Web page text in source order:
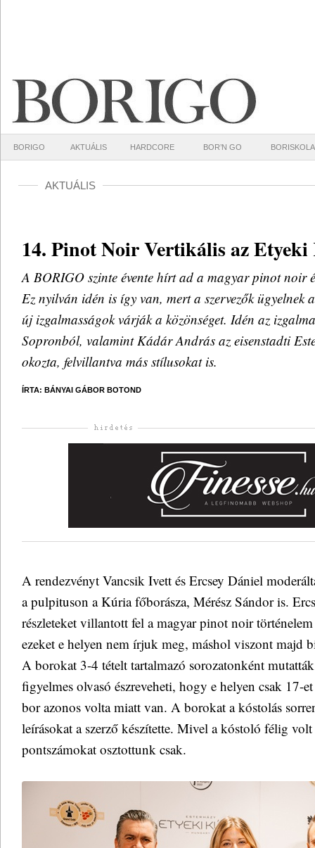
BORIGO AKTUÁLIS HARDCORE BOR’N GO BORISKOLA
AKTUÁLIS
14. Pinot Noir Vertikális az
A BORIGO szinte évente hírt ad a magyar pinot noir
Ez nyilván idén is így van, mert a szervezők ügyelnek
új izgalmasságok várják a közönséget. Idén az
Sopronból, valamint Kádár András az eisenstadti
okozta, felvillantva más stílusokat is.
ÍRTA: BÁNYAI GÁBOR BOTOND
A rendezvényt Vancsik Ivett és Ercsey Dániel
a pulpituson a Kúria főborásza, Mérész Sándor is.
részleteket villantott fel a magyar pinot noir
ezeket e helyen nem írjuk meg, máshol viszont majd
A borokat 3-4 tételt tartalmazó sorozatonként
figyelmes olvasó észreveheti, hogy e helyen csak 17-
bor azonos volta miatt van. A borokat a kóstolás
leírásokat a szerző készítette. Mivel a kóstoló félig
pontszámokat osztottunk csak.